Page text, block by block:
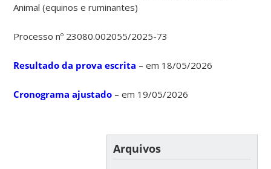
Animal (equinos e ruminantes)
Processo nº 23080.002055/2025-73
Resultado da prova escrita – em 18/05/2026
Cronograma ajustado – em 19/05/2026
Arquivos